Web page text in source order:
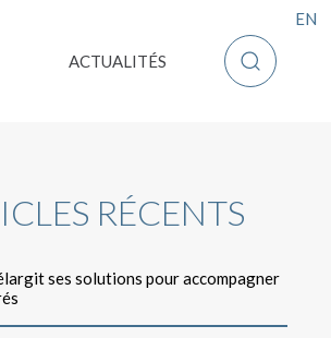
EN
ACTUALITÉS
Afficher la
RÉCENTS
ses solutions pour accompagner